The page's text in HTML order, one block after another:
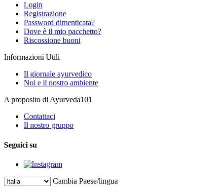
Login
Registrazione
Password dimenticata?
Dove è il mio pacchetto?
Riscossione buoni
Informazioni Utili
Il giornale ayurvedico
Noi e il nostro ambiente
A proposito di Ayurveda101
Contattaci
Il nostro gruppo
Seguici su
Cambia Paese/lingua